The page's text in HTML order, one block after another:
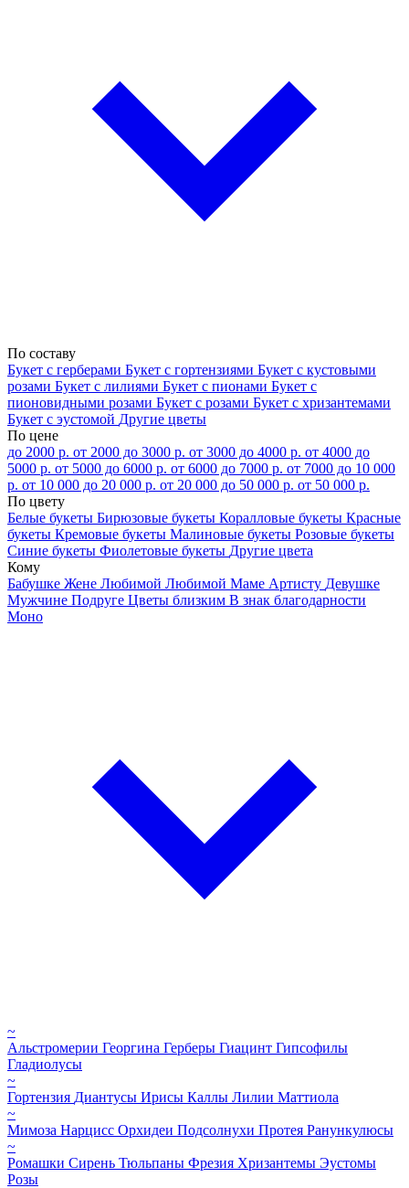
По составу
Букет с герберами Букет с гортензиями Букет с кустовыми
розами Букет с лилиями Букет с пионами Букет с
пионовидными розами Букет с розами Букет с хризантемами
Букет с эустомой Другие цветы
По цене
до 2000 р. от 2000 до 3000 р. от 3000 до 4000 р. от 4000 до
5000 р. от 5000 до 6000 р. от 6000 до 7000 р. от 7000 до 10 000
р. от 10 000 до 20 000 р. от 20 000 до 50 000 р. от 50 000 р.
По цвету
Белые букеты Бирюзовые букеты Коралловые букеты Красные
букеты Кремовые букеты Малиновые букеты Розовые букеты
Синие букеты Фиолетовые букеты Другие цвета
Кому
Бабушке Жене Любимой Любимой Маме Артисту Девушке
Мужчине Подруге Цветы близким В знак благодарности
Моно
~
Альстромерии Георгина Герберы Гиацинт Гипсофилы
Гладиолусы
~
Гортензия Диантусы Ирисы Каллы Лилии Маттиола
~
Мимоза Нарцисс Орхидеи Подсолнухи Протея Ранункулюсы
~
Ромашки Сирень Тюльпаны Фрезия Хризантемы Эустомы
Розы